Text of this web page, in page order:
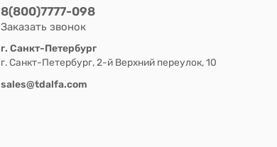
8(800)7777-098
Заказать звонок
г. Санкт-Петербург
г. Санкт-Петербург, 2-й Верхний переулок, 10
sales@tdalfa.com